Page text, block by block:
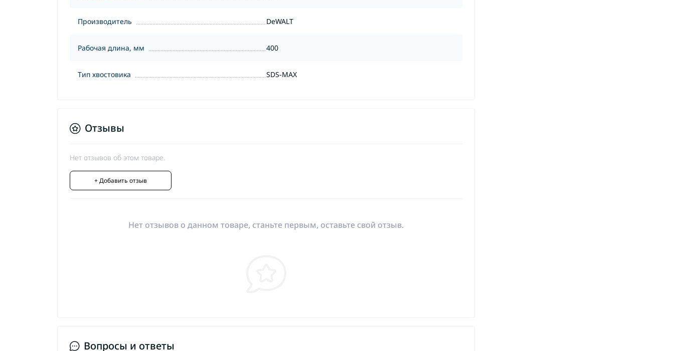
Производитель DeWALT
Рабочая длина, мм 400
Тип хвостовика SDS-MAX
Отзывы
Нет отзывов об этом товаре.
+ Добавить отзыв
Нет отзывов о данном товаре, станьте первым, оставьте свой отзыв.
Вопросы и ответы